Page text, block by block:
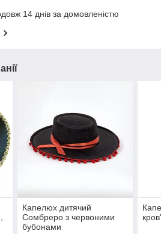
14 днів за домовленістю
Капелюх дитячий
Сомбреро з червоними
бубонами